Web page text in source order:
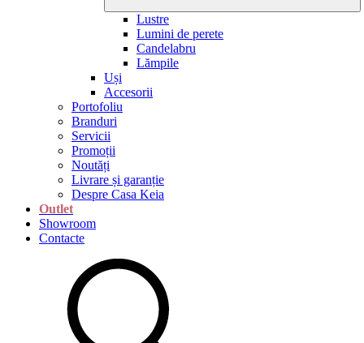
Lustre
Lumini de perete
Candelabru
Lămpile
Uși
Accesorii
Portofoliu
Branduri
Servicii
Promoții
Noutăți
Livrare și garanție
Despre Casa Keia
Outlet
Showroom
Contacte